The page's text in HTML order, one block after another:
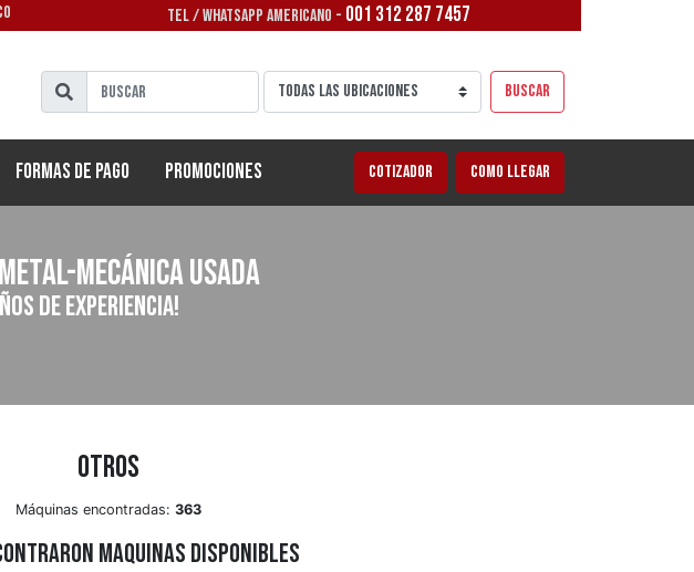
TEL / WHATSAPP AMERICANO - 001 312 287 7457
Buscar
Formas de Pago Promociones Cotizador Como llegar
mecánica usada
de experiencia!
Otros
Máquinas encontradas: 363
MAQUINAS DISPONIBLES